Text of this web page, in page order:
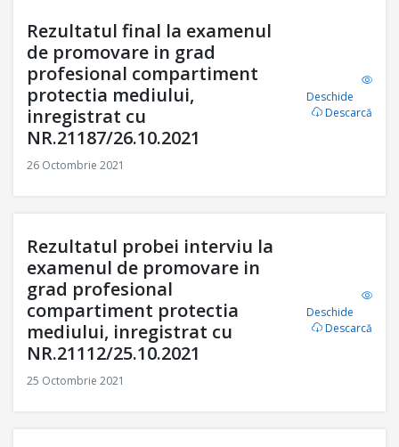
Rezultatul final la examenul
de promovare in grad
profesional compartiment
protectia mediului,
inregistrat cu
NR.21187/26.10.2021
26 Octombrie 2021
Deschide
Descarcă
Rezultatul probei interviu la
examenul de promovare in
grad profesional
compartiment protectia
mediului, inregistrat cu
NR.21112/25.10.2021
25 Octombrie 2021
Deschide
Descarcă